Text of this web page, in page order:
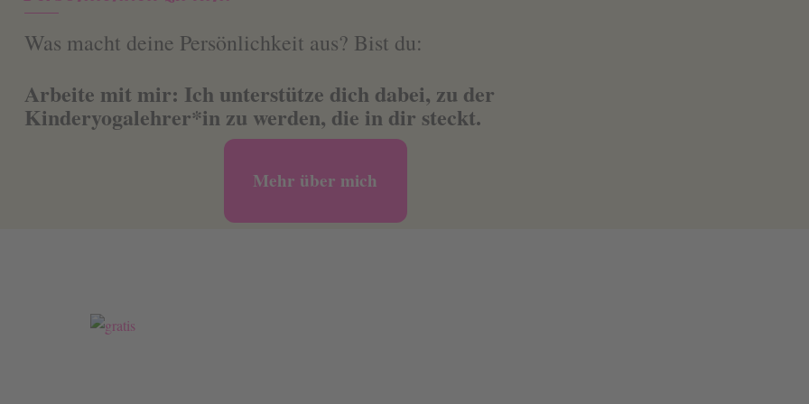
Was macht deine Persönlichkeit aus? Bist du:
Arbeite mit mir: Ich unterstütze dich dabei, zu der
Kinderyogalehrer*in zu werden, die in dir steckt.
Mehr über mich